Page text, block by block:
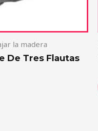
la madera
De Tres Flautas